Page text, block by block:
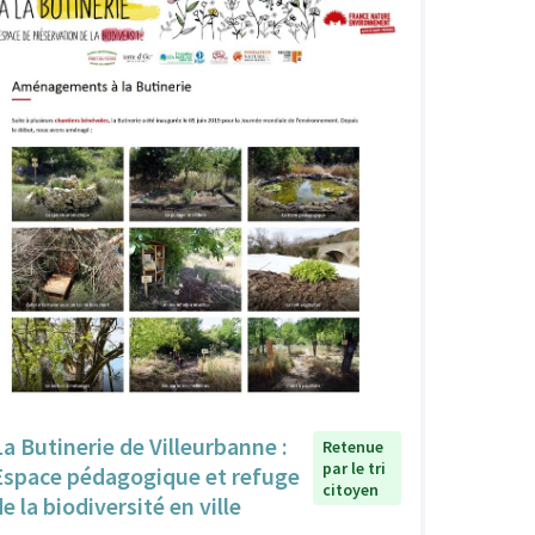
Butinerie de Villeurbanne :
pédagogique et refuge
la biodiversité en ville
Retenue
par le tri
citoyen